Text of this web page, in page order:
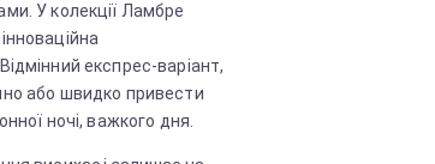
У колекції Ламбре
експрес-варіант,
або швидко привести
ночі, важкого дня.